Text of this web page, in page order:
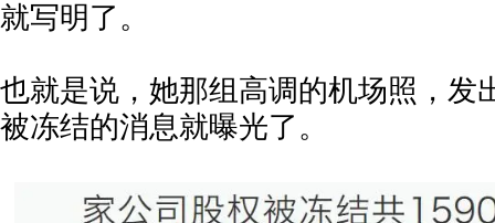
就写明了。
也就是说，她那组高调的机场照，发
被冻结的消息就曝光了。